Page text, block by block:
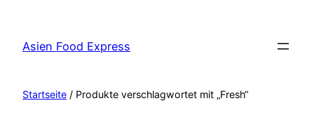
springen
Asien Food Express
Startseite / Produkte verschlagwortet mit „Fresh“